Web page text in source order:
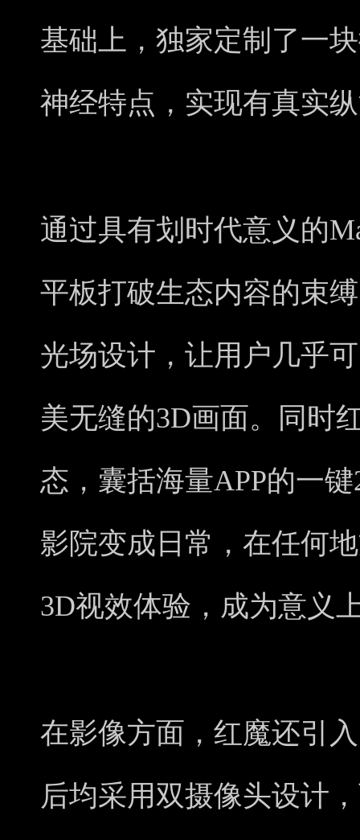
基础上，独家定制了一
神经特点，实现有真实
通过具有划时代意义的
平板打破生态内容的束
光场设计，让用户几乎
美无缝的3D画面。同时
态，囊括海量APP的一
影院变成日常，在任何
3D视效体验，成为意义
在影像方面，红魔还引
后均采用双摄像头设计